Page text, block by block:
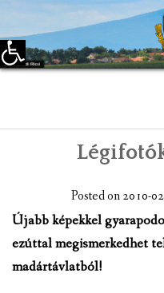
Eszköztár megnyitása
KEZDŐLAP
TELEPÜLÉSÜNKRŐL
LÁTNIVALÓK
KAPCSOLAT
Posted on2010-
Újabb képekkel
ezúttal megismerkedhet
madártávlatból!